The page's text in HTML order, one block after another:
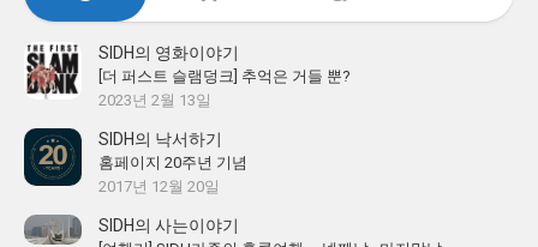
SIDH의 영화이야기
[더 퍼스트 슬램덩크] 추억은 거들 뿐?
2023년 2월 13일
SIDH의 낙서하기
홈페이지 20주년 기념
2017년 12월 20일
SIDH의 사는이야기